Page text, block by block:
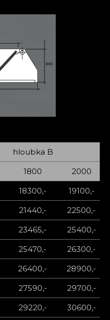
hloubka B
1800
2000
18300,-
19100,-
21440,-
22500,-
23465,-
25400,-
25470,-
26300,-
26400,-
28900,-
27590,-
29700,-
29220,-
30600,-